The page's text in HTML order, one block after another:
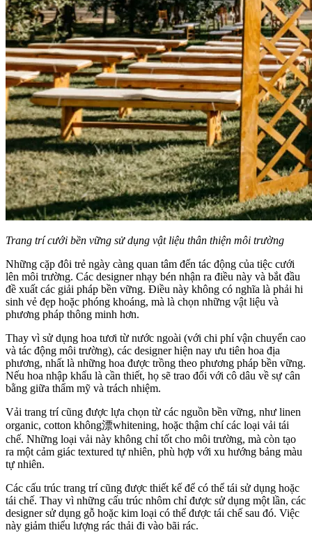
Trang trí cưới bền vững sử dụng vật liệu thân thiện môi trường
Những cặp đôi trẻ ngày càng quan tâm đến tác động của tiệc cưới
lên môi trường. Các designer nhạy bén nhận ra điều này và bắt đầu
đề xuất các giải pháp bền vững. Điều này không có nghĩa là phải hi
sinh vẻ đẹp hoặc phóng khoáng, mà là chọn những vật liệu và
phương pháp thông minh hơn.
Thay vì sử dụng hoa tươi từ nước ngoài (với chi phí vận chuyển cao
và tác động môi trường), các designer hiện nay ưu tiên hoa địa
phương, nhất là những hoa được trồng theo phương pháp bền vững.
Nếu hoa nhập khẩu là cần thiết, họ sẽ trao đổi với cô dâu về sự cân
bằng giữa thẩm mỹ và trách nhiệm.
Vải trang trí cũng được lựa chọn từ các nguồn bền vững, như linen
organic, cotton không漂whitening, hoặc thậm chí các loại vải tái
chế. Những loại vải này không chỉ tốt cho môi trường, mà còn tạo
ra một cảm giác textured tự nhiên, phù hợp với xu hướng bảng màu
tự nhiên.
Các cấu trúc trang trí cũng được thiết kế để có thể tái sử dụng hoặc
tái chế. Thay vì những cấu trúc nhôm chỉ được sử dụng một lần, các
designer sử dụng gỗ hoặc kim loại có thể được tái chế sau đó. Việc
này giảm thiểu lượng rác thải đi vào bãi rác.